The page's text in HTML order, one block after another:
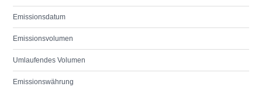
Emissionsdatum
Emissionsvolumen
Umlaufendes Volumen
Emissionswährung